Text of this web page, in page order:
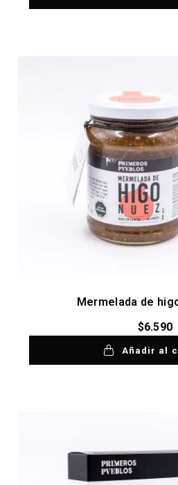
Mermelada de
$6.590
Añadir al